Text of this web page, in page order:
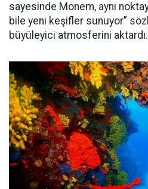
sayesinde Monem, aynı
bile yeni keşifler sunuyor”
büyüleyici atmosferini aktardı.